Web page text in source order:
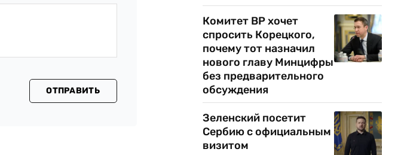
ОТПРАВИТЬ
Комитет ВР хочет
спросить Корецкого,
почему тот назначил
нового главу Минцифры
без предварительного
обсуждения
Зеленский посетит
Сербию с официальным
визитом